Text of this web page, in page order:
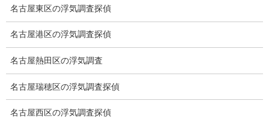
車両調査
名古屋東区の浮気調査探偵
名古屋港区の浮気調査探偵
名古屋熱田区の浮気調査
名古屋瑞穂区の浮気調査探偵
名古屋西区の浮気調査探偵